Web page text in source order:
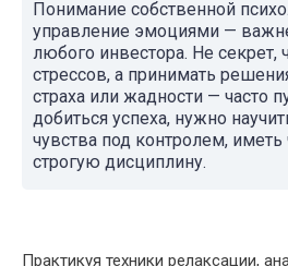
Понимание собственной
управление эмоциями —
любого инвестора. Не секрет,
стрессов, а принимать
страха или жадности — часто
добиться успеха, нужно
чувства под контролем, иметь
строгую дисциплину.
Практикуя техники релаксации,